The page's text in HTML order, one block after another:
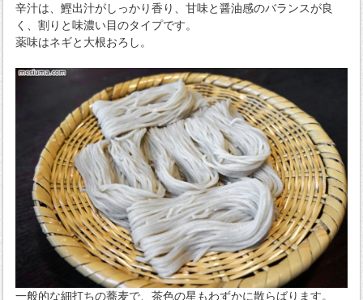
辛汁は、鰹出汁がしっかり香り、甘味と醤油感のバランスが良
く、割りと味濃い目のタイプです。
薬味はネギと大根おろし。
一般的な細打ちの蕎麦で、茶色の星もわずかに散らばります。